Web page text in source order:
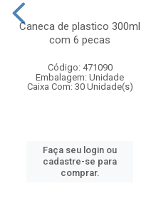
Caneca de plastico 300ml
com 6 pecas
Código: 471090
Embalagem: Unidade
Caixa Com: 30 Unidade(s)
Faça seu login ou
cadastre-se para
comprar.